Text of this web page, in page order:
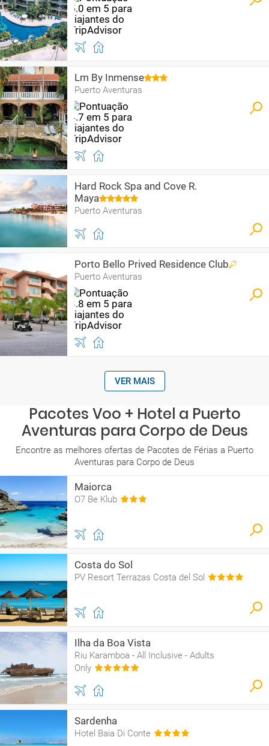
Lm By Inmense
Puerto Aventuras
Hard Rock Spa and Cove R.
Maya
Puerto Aventuras
Porto Bello Prived Residence Club
Puerto Aventuras
VER MAIS
Pacotes Voo + Hotel a Puerto
Aventuras para Corpo de Deus
Encontre as melhores ofertas de Pacotes de Férias a Puerto
Aventuras para Corpo de Deus
Maiorca
O7 Be Klub
Costa do Sol
PV Resort Terrazas Costa del Sol
Ilha da Boa Vista
Riu Karamboa - All Inclusive - Adults
Only
Sardenha
Hotel Baia Di Conte